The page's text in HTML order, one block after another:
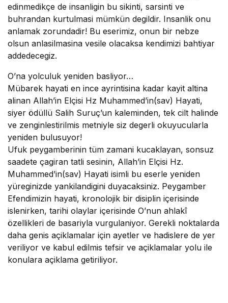
edinmedikçe de insanligin bu sikinti, sarsinti ve
buhrandan kurtulmasi mümkün degildir. Insanlik onu
anlamak zorundadir! Bu eserimiz, onun bir nebze
olsun anlasilmasina vesile olacaksa kendimizi bahtiyar
addedecegiz.
O’na yolculuk yeniden basliyor…
Mübarek hayati en ince ayrintisina kadar kayit altina
alinan Allah’in Elçisi Hz Muhammed’in(sav) Hayati,
siyer ödüllü Salih Suruç’un kaleminden, tek cilt halinde
ve zenginlestirilmis metniyle siz degerli okuyucularla
yeniden bulusuyor!
Ufuk peygamberinin tüm zamani kucaklayan, sonsuz
saadete çagiran tatli sesinin, Allah’in Elçisi Hz.
Muhammed’in(sav) Hayati isimli bu eserle yeniden
yüreginizde yankilandigini duyacaksiniz. Peygamber
Efendimizin hayati, kronolojik bir disiplin içerisinde
islenirken, tarihi olaylar içerisinde O’nun ahlakî
özellikleri de basariyla vurgulaniyor. Gerekli noktalarda
daha genis açiklamalar için ayetler ve hadislere de yer
veriliyor ve kabul edilmis tefsir ve açiklamalar yolu ile
konulara açiklama getiriliyor.